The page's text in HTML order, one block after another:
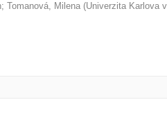
; Tomanová, Milena (Univerzita Karlova